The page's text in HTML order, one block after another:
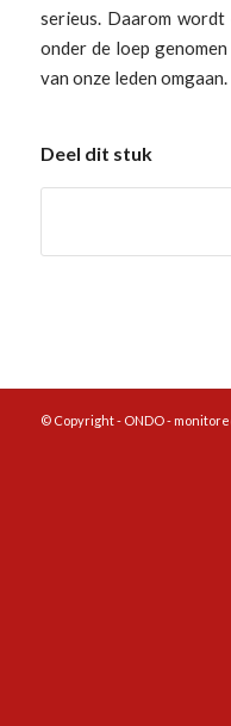
serieus. Daarom
onder de loep
van onze leden omgaan.
Deel dit stuk
© Copyright - ONDO -